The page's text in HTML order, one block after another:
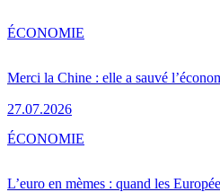
Merci la Chine : elle a sauvé
27.07.2026
ÉCONOMIE
L’euro en mèmes : quand les
ÉCONOMIE